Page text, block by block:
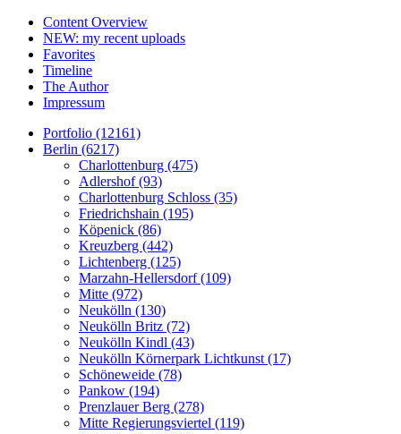
Content Overview
NEW: my recent uploads
Favorites
Timeline
The Author
Impressum
Portfolio (12161)
Berlin (6217)
Charlottenburg (475)
Adlershof (93)
Charlottenburg Schloss (35)
Friedrichshain (195)
Köpenick (86)
Kreuzberg (442)
Lichtenberg (125)
Marzahn-Hellersdorf (109)
Mitte (972)
Neukölln (130)
Neukölln Britz (72)
Neukölln Kindl (43)
Neukölln Körnerpark Lichtkunst (17)
Schöneweide (78)
Pankow (194)
Prenzlauer Berg (278)
Mitte Regierungsviertel (119)